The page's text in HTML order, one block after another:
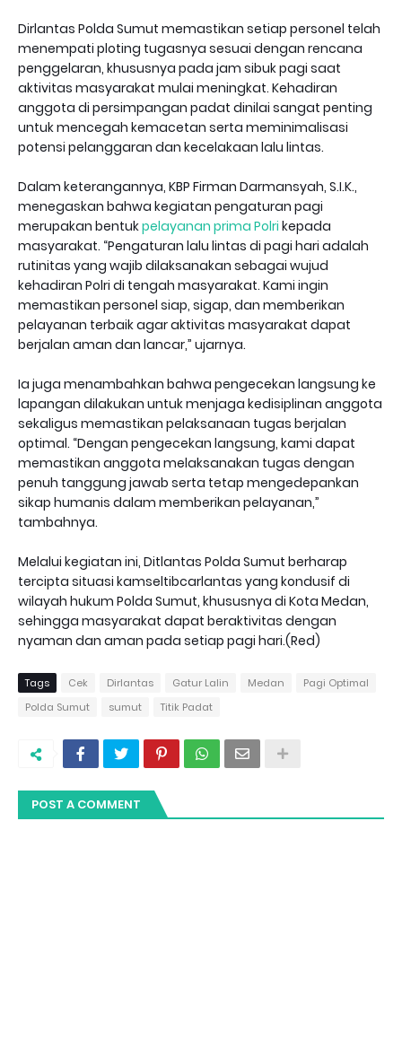
Dirlantas Polda Sumut memastikan setiap personel telah
menempati ploting tugasnya sesuai dengan rencana
penggelaran, khususnya pada jam sibuk pagi saat
aktivitas masyarakat mulai meningkat. Kehadiran
anggota di persimpangan padat dinilai sangat penting
untuk mencegah kemacetan serta meminimalisasi
potensi pelanggaran dan kecelakaan lalu lintas.
Dalam keterangannya, KBP Firman Darmansyah, S.I.K.,
menegaskan bahwa kegiatan pengaturan pagi
merupakan bentukpelayanan prima Polri kepada
masyarakat. “Pengaturan lalu lintas di pagi hari adalah
rutinitas yang wajib dilaksanakan sebagai wujud
kehadiran Polri di tengah masyarakat. Kami ingin
memastikan personel siap, sigap, dan memberikan
pelayanan terbaik agar aktivitas masyarakat dapat
berjalan aman dan lancar,” ujarnya.
Ia juga menambahkan bahwa pengecekan langsung ke
lapangan dilakukan untuk menjaga kedisiplinan anggota
sekaligus memastikan pelaksanaan tugas berjalan
optimal. “Dengan pengecekan langsung, kami dapat
memastikan anggota melaksanakan tugas dengan
penuh tanggung jawab serta tetap mengedepankan
sikap humanis dalam memberikan pelayanan,”
tambahnya.
Melalui kegiatan ini, Ditlantas Polda Sumut berharap
tercipta situasi kamseltibcarlantas yang kondusif di
wilayah hukum Polda Sumut, khususnya di Kota Medan,
sehingga masyarakat dapat beraktivitas dengan
nyaman dan aman pada setiap pagi hari.(Red)
Tags Cek Dirlantas Gatur Lalin Medan
Pagi Optimal
Polda Sumut
sumut Titik Padat
POST A COMMENT